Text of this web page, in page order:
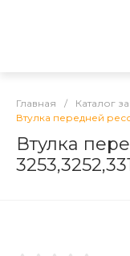
Главная / Каталог
Втулка передней
Втулка